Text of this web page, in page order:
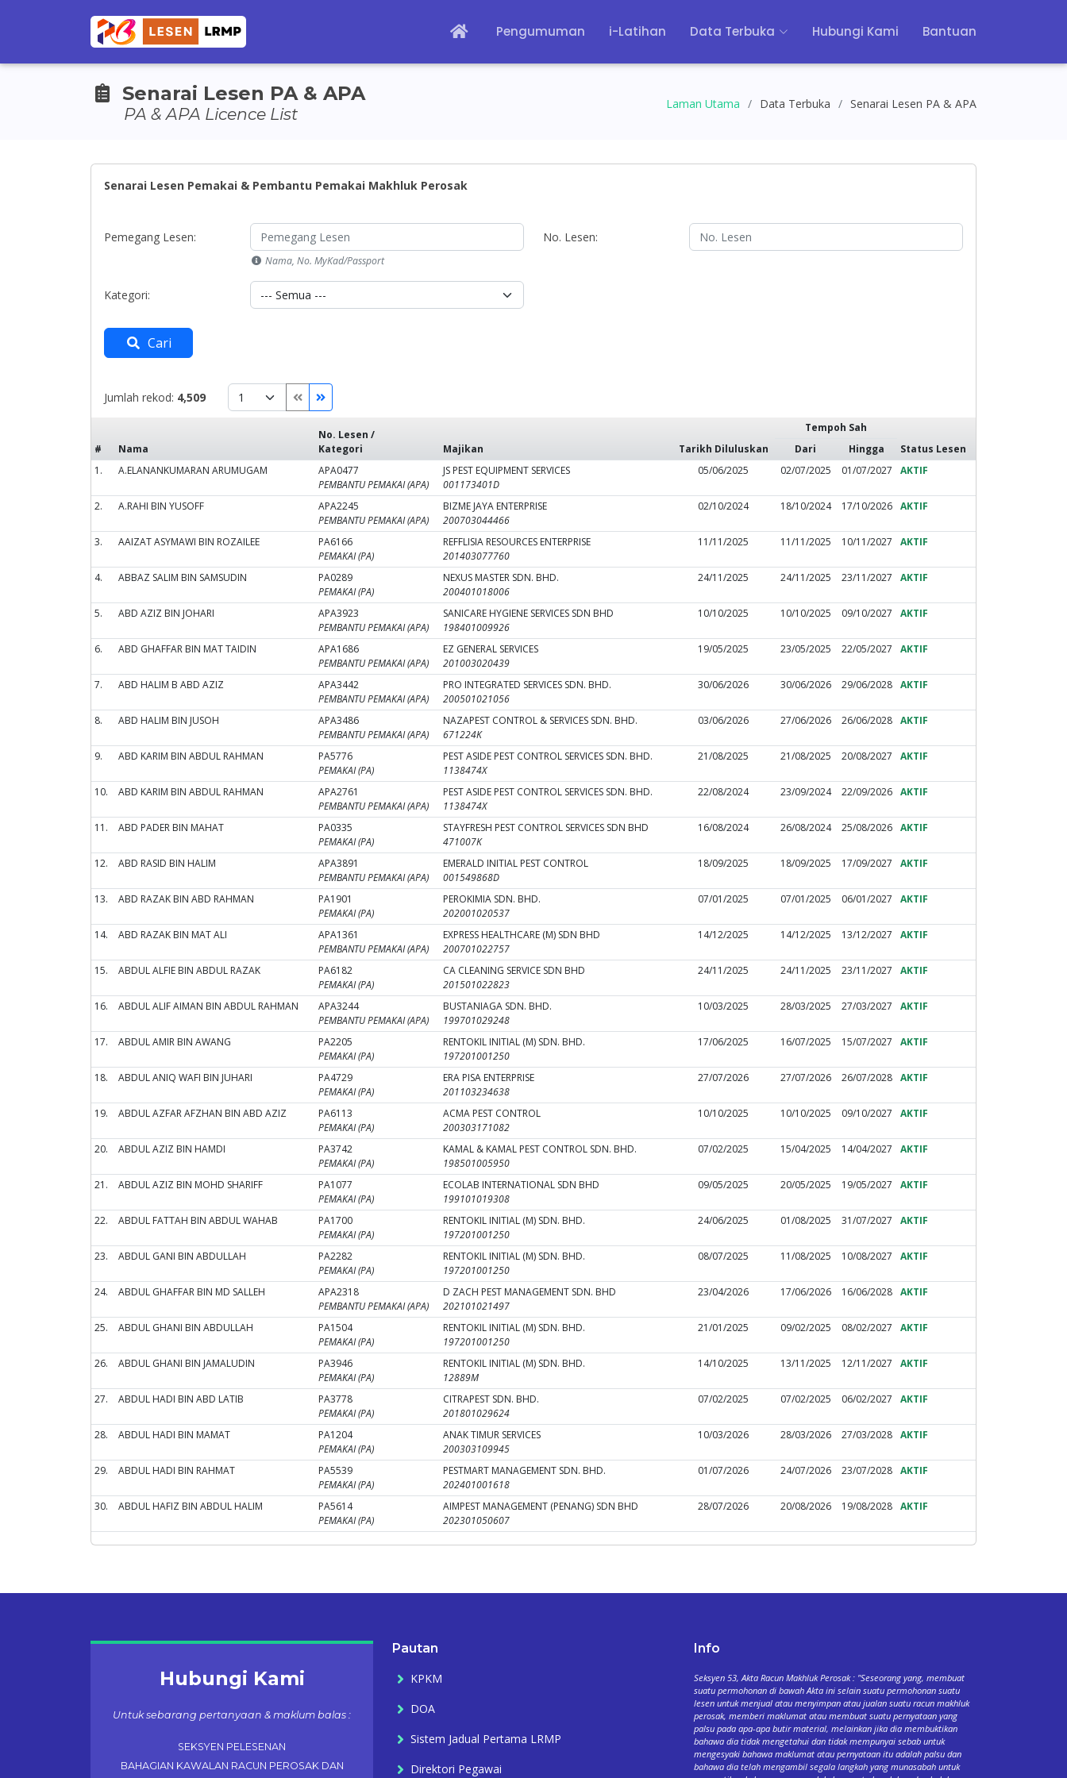
Pengumuman i-Latihan Data Terbuka Hubungi Kami Bantuan
Senarai Lesen PA & APA
PA & APA Licence List
Laman Utama Data Terbuka Senarai Lesen PA & APA
Senarai Lesen Pemakai & Pembantu Pemakai Makhluk Perosak
Pemegang Lesen:
Nama, No. MyKad/Passport
No. Lesen:
Kategori:
Cari
Jumlah rekod: 4,509
# Nama
No. Lesen /
Kategori
Majikan Tarikh Diluluskan
Tempoh Sah
Status Lesen
Dari
Hingga
1.
A.ELANANKUMARAN ARUMUGAM
APA0477
PEMBANTU PEMAKAI (APA)
JS PEST EQUIPMENT SERVICES
001173401D
05/06/2025 02/07/2025 01/07/2027 AKTIF
2. A.RAHI BIN YUSOFF
APA2245
PEMBANTU PEMAKAI (APA)
BIZME JAYA ENTERPRISE
200703044466
02/10/2024 18/10/2024 17/10/2026 AKTIF
3. AAIZAT ASYMAWI BIN ROZAILEE
PA6166
PEMAKAI (PA)
REFFLISIA RESOURCES ENTERPRISE
201403077760
11/11/2025 11/11/2025 10/11/2027 AKTIF
4. ABBAZ SALIM BIN SAMSUDIN
PA0289
PEMAKAI (PA)
NEXUS MASTER SDN. BHD.
200401018006
24/11/2025 24/11/2025 23/11/2027 AKTIF
5. ABD AZIZ BIN JOHARI
APA3923
PEMBANTU PEMAKAI (APA)
SANICARE HYGIENE SERVICES SDN BHD
198401009926
10/10/2025 10/10/2025 09/10/2027 AKTIF
6. ABD GHAFFAR BIN MAT TAIDIN
APA1686
PEMBANTU PEMAKAI (APA)
EZ GENERAL SERVICES
201003020439
19/05/2025 23/05/2025 22/05/2027 AKTIF
7. ABD HALIM B ABD AZIZ
APA3442
PEMBANTU PEMAKAI (APA)
PRO INTEGRATED SERVICES SDN. BHD.
200501021056
30/06/2026 30/06/2026 29/06/2028 AKTIF
8. ABD HALIM BIN JUSOH
APA3486
PEMBANTU PEMAKAI (APA)
NAZAPEST CONTROL & SERVICES SDN. BHD.
671224K
03/06/2026 27/06/2026 26/06/2028 AKTIF
9. ABD KARIM BIN ABDUL RAHMAN
PA5776
PEMAKAI (PA)
PEST ASIDE PEST CONTROL SERVICES SDN. BHD.
1138474X
21/08/2025 21/08/2025 20/08/2027 AKTIF
10. ABD KARIM BIN ABDUL RAHMAN
APA2761
PEMBANTU PEMAKAI (APA)
PEST ASIDE PEST CONTROL SERVICES SDN. BHD.
1138474X
22/08/2024 23/09/2024 22/09/2026 AKTIF
11. ABD PADER BIN MAHAT
PA0335
PEMAKAI (PA)
STAYFRESH PEST CONTROL SERVICES SDN BHD
471007K
16/08/2024 26/08/2024 25/08/2026 AKTIF
12. ABD RASID BIN HALIM
APA3891
PEMBANTU PEMAKAI (APA)
EMERALD INITIAL PEST CONTROL
001549868D
18/09/2025 18/09/2025 17/09/2027 AKTIF
13. ABD RAZAK BIN ABD RAHMAN
PA1901
PEMAKAI (PA)
PEROKIMIA SDN. BHD.
202001020537
07/01/2025 07/01/2025 06/01/2027 AKTIF
14. ABD RAZAK BIN MAT ALI
APA1361
PEMBANTU PEMAKAI (APA)
EXPRESS HEALTHCARE (M) SDN BHD
200701022757
14/12/2025 14/12/2025 13/12/2027 AKTIF
15. ABDUL ALFIE BIN ABDUL RAZAK
PA6182
PEMAKAI (PA)
CA CLEANING SERVICE SDN BHD
201501022823
24/11/2025 24/11/2025 23/11/2027 AKTIF
16. ABDUL ALIF AIMAN BIN ABDUL RAHMAN
APA3244
PEMBANTU PEMAKAI (APA)
BUSTANIAGA SDN. BHD.
199701029248
10/03/2025 28/03/2025 27/03/2027 AKTIF
17. ABDUL AMIR BIN AWANG
PA2205
PEMAKAI (PA)
RENTOKIL INITIAL (M) SDN. BHD.
197201001250
17/06/2025 16/07/2025 15/07/2027 AKTIF
18. ABDUL ANIQ WAFI BIN JUHARI
PA4729
PEMAKAI (PA)
ERA PISA ENTERPRISE
201103234638
27/07/2026 27/07/2026 26/07/2028 AKTIF
19. ABDUL AZFAR AFZHAN BIN ABD AZIZ
PA6113
PEMAKAI (PA)
ACMA PEST CONTROL
200303171082
10/10/2025 10/10/2025 09/10/2027 AKTIF
20. ABDUL AZIZ BIN HAMDI
PA3742
PEMAKAI (PA)
KAMAL & KAMAL PEST CONTROL SDN. BHD.
198501005950
07/02/2025 15/04/2025 14/04/2027 AKTIF
21. ABDUL AZIZ BIN MOHD SHARIFF
PA1077
PEMAKAI (PA)
ECOLAB INTERNATIONAL SDN BHD
199101019308
09/05/2025 20/05/2025 19/05/2027 AKTIF
22. ABDUL FATTAH BIN ABDUL WAHAB
PA1700
PEMAKAI (PA)
RENTOKIL INITIAL (M) SDN. BHD.
197201001250
24/06/2025 01/08/2025 31/07/2027 AKTIF
23. ABDUL GANI BIN ABDULLAH
PA2282
PEMAKAI (PA)
RENTOKIL INITIAL (M) SDN. BHD.
197201001250
08/07/2025 11/08/2025 10/08/2027 AKTIF
24. ABDUL GHAFFAR BIN MD SALLEH
APA2318
PEMBANTU PEMAKAI (APA)
D ZACH PEST MANAGEMENT SDN. BHD
202101021497
23/04/2026 17/06/2026 16/06/2028 AKTIF
25. ABDUL GHANI BIN ABDULLAH
PA1504
PEMAKAI (PA)
RENTOKIL INITIAL (M) SDN. BHD.
197201001250
21/01/2025 09/02/2025 08/02/2027 AKTIF
26. ABDUL GHANI BIN JAMALUDIN
PA3946
PEMAKAI (PA)
RENTOKIL INITIAL (M) SDN. BHD.
12889M
14/10/2025 13/11/2025 12/11/2027 AKTIF
27. ABDUL HADI BIN ABD LATIB
PA3778
PEMAKAI (PA)
CITRAPEST SDN. BHD.
201801029624
07/02/2025 07/02/2025 06/02/2027 AKTIF
28. ABDUL HADI BIN MAMAT
PA1204
PEMAKAI (PA)
ANAK TIMUR SERVICES
200303109945
10/03/2026 28/03/2026 27/03/2028 AKTIF
29. ABDUL HADI BIN RAHMAT
PA5539
PEMAKAI (PA)
PESTMART MANAGEMENT SDN. BHD.
202401001618
01/07/2026 24/07/2026 23/07/2028 AKTIF
30. ABDUL HAFIZ BIN ABDUL HALIM
PA5614
PEMAKAI (PA)
AIMPEST MANAGEMENT (PENANG) SDN BHD
202301050607
28/07/2026 20/08/2026 19/08/2028 AKTIF
Hubungi Kami
Untuk sebarang pertanyaan & maklum balas :
SEKSYEN PELESENAN
BAHAGIAN KAWALAN RACUN PEROSAK DAN
Pautan
KPKM
DOA
Sistem Jadual Pertama LRMP
Direktori Pegawai
Info
Seksyen 53, Akta Racun Makhluk Perosak : "Seseorang yang, membuat
suatu permohonan di bawah Akta ini selain suatu permohonan suatu
lesen untuk menjual atau menyimpan atau jualan suatu racun makhluk
perosak, memberi maklumat atau membuat suatu pernyataan yang
palsu pada apa-apa butir material, melainkan jika dia membuktikan
bahawa dia tidak mengetahui dan tidak mempunyai sebab untuk
mengesyaki bahawa maklumat atau pernyataan itu adalah palsu dan
bahawa dia telah mengambil segala langkah yang munasabah untuk